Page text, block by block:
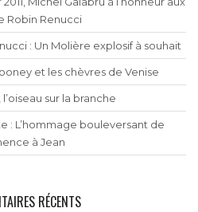
Robin Renucci
: Un Molière explosif à souhait
et les chèvres de Venise
sur la branche
: L’hommage bouleversant de
à Jean
RÉCENTS